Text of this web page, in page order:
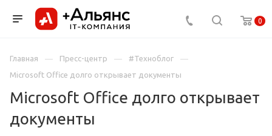
0
Главная Пресс-центр
#Техноблог
Microsoft Office долго открывает документы
Microsoft Office долго открывает
документы